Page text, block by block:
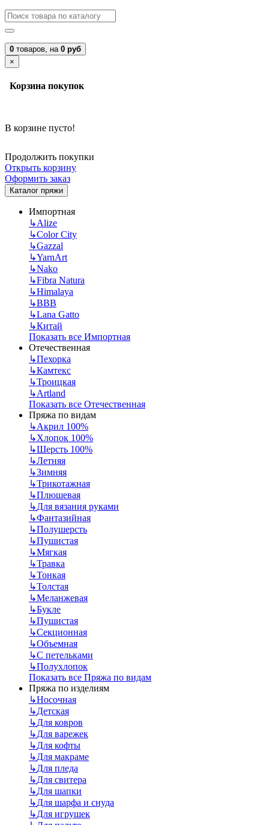
0 товаров, на 0 руб
×
Корзина покупок
В корзине пусто!
Продолжить покупки
Открыть корзину
Оформить заказ
Каталог пряжи
Импортная
↳Alize
↳Color City
↳Gazzal
↳YarnArt
↳Nako
↳Fibra Natura
↳Himalaya
↳BBB
↳Lana Gatto
↳Китай
Показать все Импортная
Отечественная
↳Пехорка
↳Камтекс
↳Троицкая
↳Artland
Показать все Отечественная
Пряжа по видам
↳Акрил 100%
↳Хлопок 100%
↳Шерсть 100%
↳Летняя
↳Зимняя
↳Трикотажная
↳Плюшевая
↳Для вязания руками
↳Фантазийная
↳Полушерсть
↳Пушистая
↳Мягкая
↳Травка
↳Тонкая
↳Толстая
↳Меланжевая
↳Букле
↳Пушистая
↳Секционная
↳Объемная
↳С петельками
↳Полухлопок
Показать все Пряжа по видам
Пряжа по изделиям
↳Носочная
↳Детская
↳Для ковров
↳Для варежек
↳Для кофты
↳Для макраме
↳Для пледа
↳Для свитера
↳Для шапки
↳Для шарфа и снуда
↳Для игрушек